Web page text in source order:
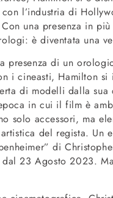
l’industria di
Con una presenza in
è diventata una
presenza di un
i cineasti, Hamilton
di modelli dalla
in cui il film è
solo accessori, ma
del regista. Un
di
dal 23 Agosto 2023.